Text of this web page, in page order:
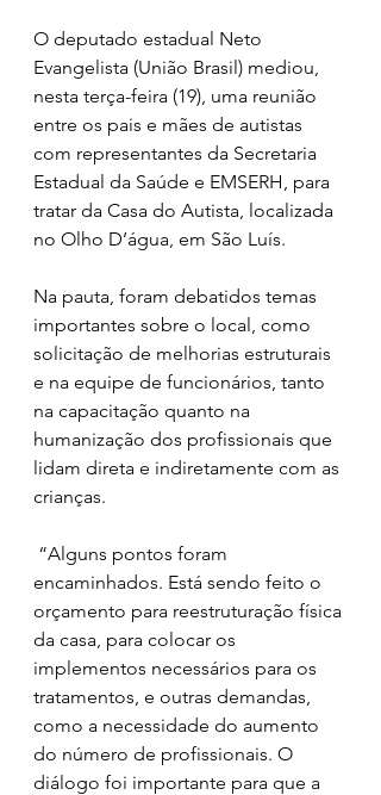
O deputado estadual Neto
Evangelista (União Brasil) mediou,
nesta terça-feira (19), uma reunião
entre os pais e mães de autistas
com representantes da Secretaria
Estadual da Saúde e EMSERH, para
tratar da Casa do Autista, localizada
no Olho D’água, em São Luís.
Na pauta, foram debatidos temas
importantes sobre o local, como
solicitação de melhorias estruturais
e na equipe de funcionários, tanto
na capacitação quanto na
humanização dos profissionais que
lidam direta e indiretamente com as
crianças.
encaminhados. Está sendo feito o
orçamento para reestruturação física
da casa, para colocar os
implementos necessários para os
tratamentos, e outras demandas,
como a necessidade do aumento
do número de profissionais. O
diálogo foi importante para que a